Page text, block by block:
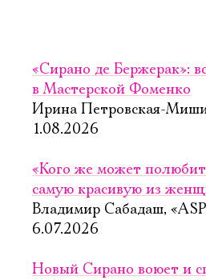
«Сирано де Бержерак»:
в Мастерской Фоменко
Ирина Петровская-
1.08.2026
«Кого же может
самую красивую из
Владимир Сабадаш,
6.07.2026
Новый Сирано воюет и